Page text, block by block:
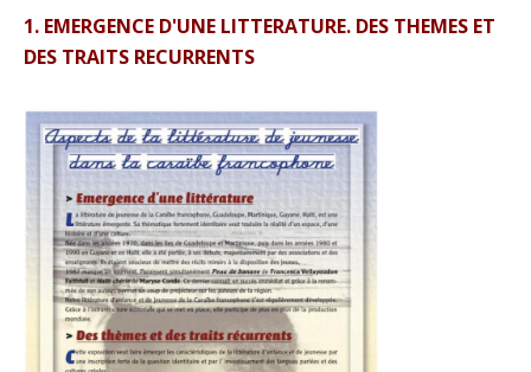
1. EMERGENCE D'UNE LITTERATURE. DES THEMES ET
DES TRAITS RECURRENTS